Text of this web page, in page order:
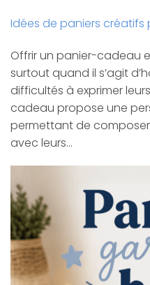
Idées de paniers créatifs
Offrir un panier-cadeau
surtout quand il s’agit
difficultés à exprimer
cadeau propose une
permettant de
avec leurs…